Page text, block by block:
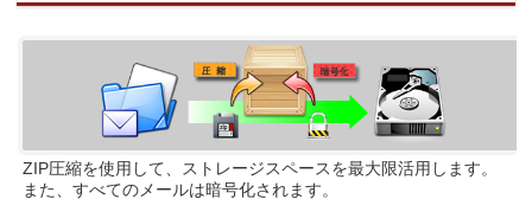
ZIP圧縮を使用して、ストレージスペースを最大限活用します。
また、すべてのメールは暗号化されます。